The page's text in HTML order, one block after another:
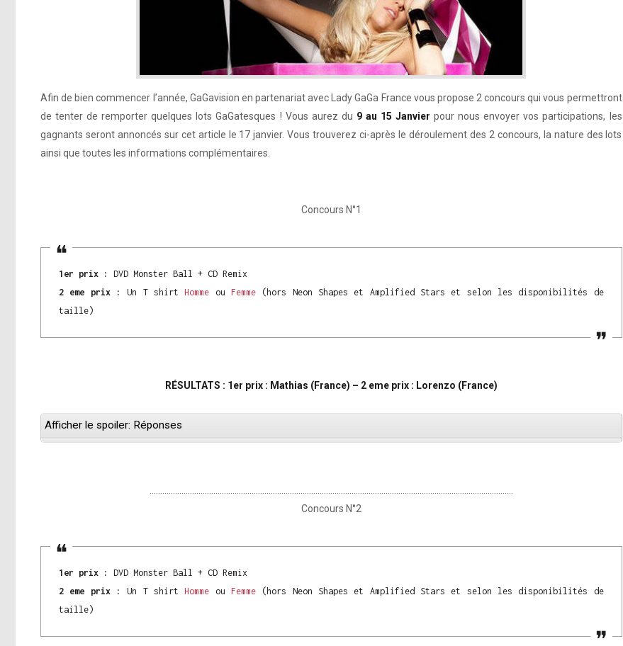
Afin de bien commencer l’année, GaGavision en partenariat avec Lady GaGa France vous propose 2 concours qui vous permettront
de tenter de remporter quelques lots GaGatesques ! Vous aurez du 9 au 15 Janvier pour nous envoyer vos participations, les
gagnants seront annoncés sur cet article le 17 janvier. Vous trouverez ci-après le déroulement des 2 concours, la nature des lots
ainsi que toutes les informations complémentaires.
Concours N°1
1er prix :
DVD Monster Ball + CD Remix
2 eme prix :
Un T shirtHomme ou Femme(hors Neon Shapes et Amplified Stars et selon les disponibilités de
taille)
RÉSULTATS : 1er prix : Mathias (France) – 2 eme prix : Lorenzo (France)
Afficher le spoiler: Réponses
Concours N°2
1er prix :
DVD Monster Ball + CD Remix
2 eme prix :
Un T shirtHomme ou Femme(hors Neon Shapes et Amplified Stars et selon les disponibilités de
taille)